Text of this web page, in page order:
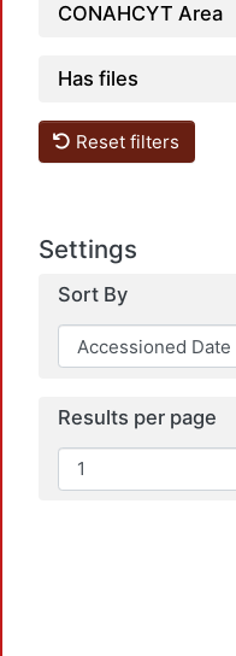
CONAHCYT Area
Has files
Reset filters
Settings
Sort By
Results per page